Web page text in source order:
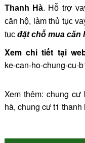
Thanh Hà. Hỗ trợ
căn hộ, làm thủ tục
tục đặt chỗ mua căn
Xem chi tiết tại
ke-can-ho-chung-cu-
Xem thêm:chung cư
hà, chung cư t1 thanh